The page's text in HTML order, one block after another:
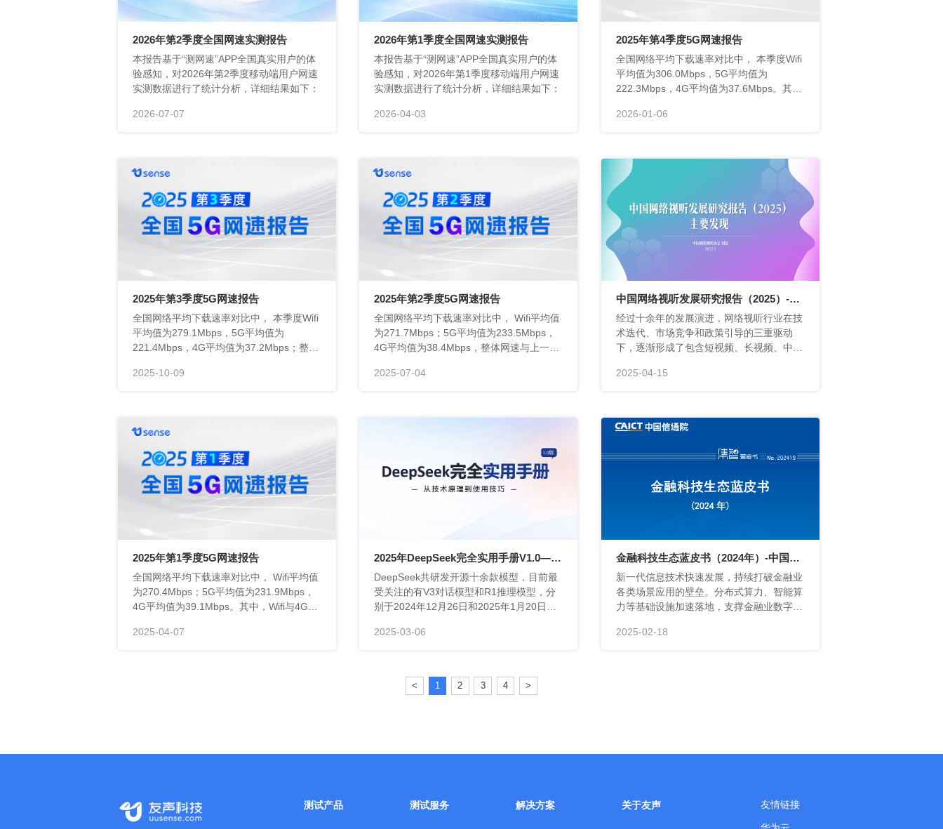
2026年第2季度全国网速实测报告
实测数据进行了统计分析，详细结果如下：
2026-07-07
2026年第1季度全国网速实测报告
实测数据进行了统计分析，详细结果如下：
2026-04-03
2025年第4季度5G网速报告
4G网速与上一季度较为接近。
2026-01-06
2025年第3季度5G网速报告
2025-10-09
2025年第2季度5G网速报告
2025-07-04
国网络视听协会
性和公信力的权威研究报告。
2025-04-15
2025年第1季度5G网速报告
季度较为接近。
2025-04-07
从技术原理到使用技巧-至顶AI实验室
2025-03-06
通院
2025-02-18
< 1 2 3 4 >
测试产品 测试服务 解决方案 关于友声 友情链接